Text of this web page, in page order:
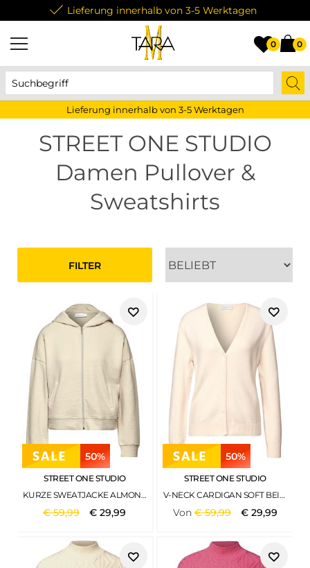
Lieferung innerhalb von 3-5 Werktagen
0 0
Lieferung innerhalb von 3-5 Werktagen
STREET ONE STUDIO
Damen Pullover &
Sweatshirts
FILTER
50%
STREET ONE STUDIO
KURZE SWEATJACKE ALMOND WHITE
€59,99 €29,99
50%
STREET ONE STUDIO
V-NECK CARDIGAN SOFT BEIGE
Von€59,99 €29,99